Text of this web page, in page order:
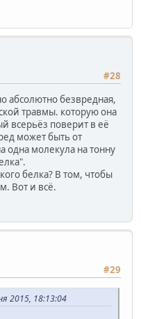
#28
абсолютно безвредная,
травмы. которую она
всерьёз поверит в её
может быть от
одна молекула на тонну
белка? В том, чтобы
Вот и всё.
#29
2015, 18:13:04